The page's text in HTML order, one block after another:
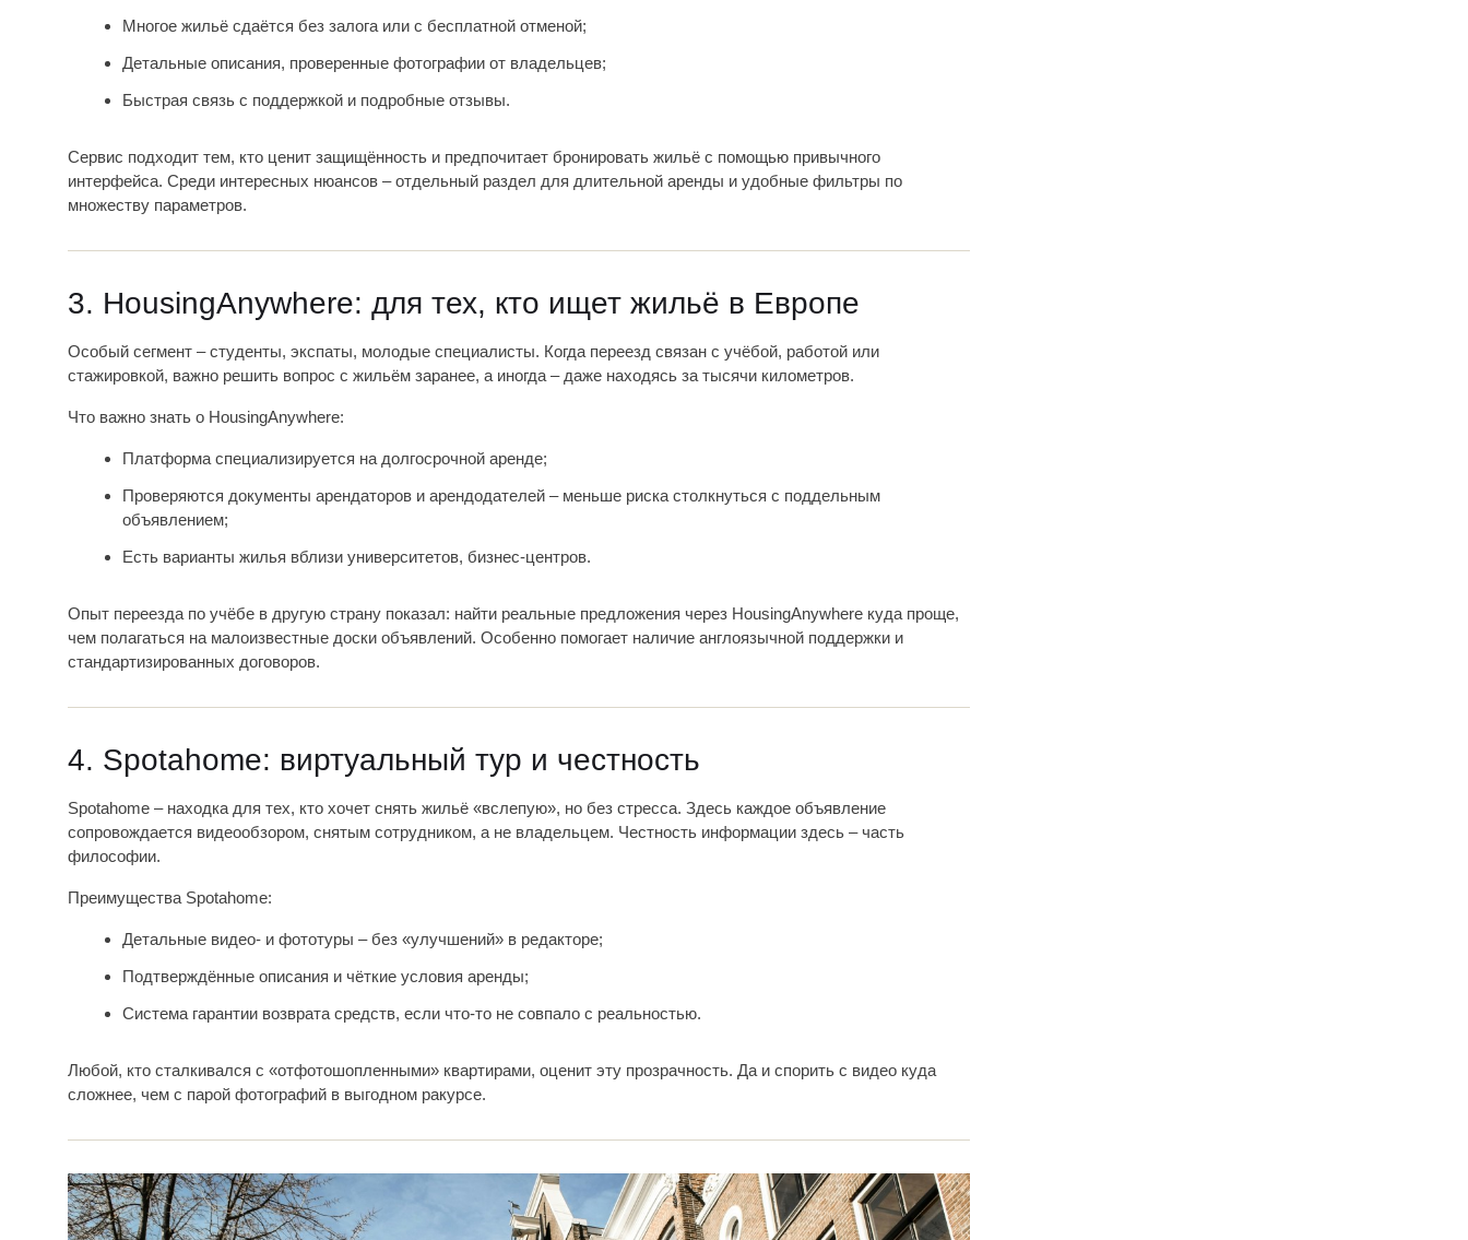
Многое жильё сдаётся без залога или с бесплатной отменой;
Детальные описания, проверенные фотографии от владельцев;
Быстрая связь с поддержкой и подробные отзывы.
Сервис подходит тем, кто ценит защищённость и предпочитает бронировать жильё с помощью привычного
интерфейса. Среди интересных нюансов – отдельный раздел для длительной аренды и удобные фильтры по
множеству параметров.
3. HousingAnywhere: для тех, кто ищет жильё в Европе
Особый сегмент – студенты, экспаты, молодые специалисты. Когда переезд связан с учёбой, работой или
стажировкой, важно решить вопрос с жильём заранее, а иногда – даже находясь за тысячи километров.
Что важно знать о HousingAnywhere:
Платформа специализируется на долгосрочной аренде;
Проверяются документы арендаторов и арендодателей – меньше риска столкнуться с поддельным
объявлением;
Есть варианты жилья вблизи университетов, бизнес-центров.
Опыт переезда по учёбе в другую страну показал: найти реальные предложения через HousingAnywhere куда проще,
чем полагаться на малоизвестные доски объявлений. Особенно помогает наличие англоязычной поддержки и
стандартизированных договоров.
4. Spotahome: виртуальный тур и честность
Spotahome – находка для тех, кто хочет снять жильё «вслепую», но без стресса. Здесь каждое объявление
сопровождается видеообзором, снятым сотрудником, а не владельцем. Честность информации здесь – часть
философии.
Преимущества Spotahome:
Детальные видео- и фототуры – без «улучшений» в редакторе;
Подтверждённые описания и чёткие условия аренды;
Система гарантии возврата средств, если что-то не совпало с реальностью.
Любой, кто сталкивался с «отфотошопленными» квартирами, оценит эту прозрачность. Да и спорить с видео куда
сложнее, чем с парой фотографий в выгодном ракурсе.